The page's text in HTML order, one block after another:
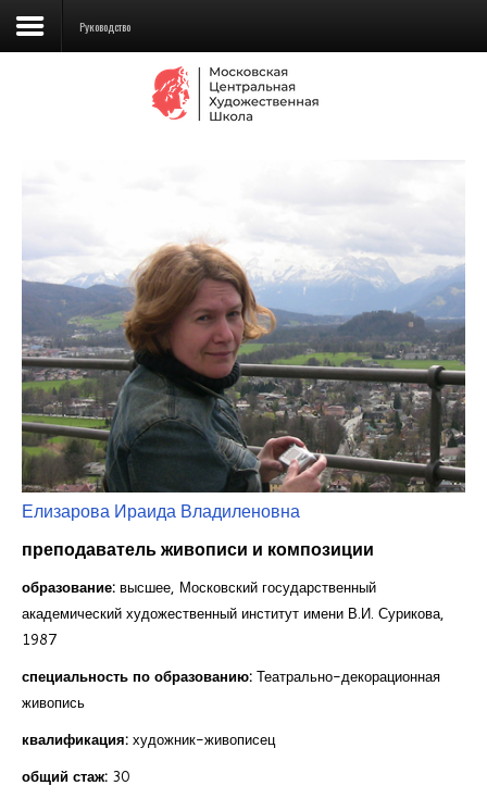
Сведения об образовательной
Детская Художественная школа
Поступающим
Подготовка
Образование
Доп. образование
Курсы повышения квалификации
Центр непрерывного образования
Конкурсы
Творческий инкубатор
Руководство
Елизарова Ираида Владиленовна
преподаватель живописи и композиции
образование: высшее, Московский государственный
академический художественный институт имени В.И. Сурикова,
1987
специальность по образованию: Театрально-декорационная
живопись
квалификация: художник-живописец
общий стаж: 30